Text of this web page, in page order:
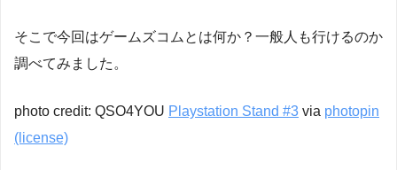
そこで今回はゲームズコムとは何か？一般人も行けるのか
調べてみました。
photo credit: QSO4YOU Playstation Stand #3 via photopin
(license)